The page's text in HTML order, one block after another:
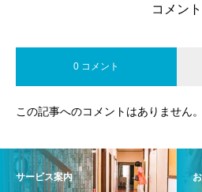
コメント
0 コメント
この記事へのコメントはありません。
サービス案内